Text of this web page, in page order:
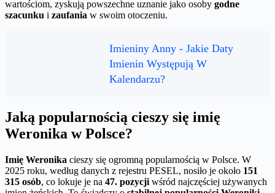
wartościom, zyskują powszechne uznanie jako osoby godne
szacunku i zaufania w swoim otoczeniu.
Imieniny Anny - Jakie Daty
Imienin Występują W
Kalendarzu?
Jaką popularnością cieszy się imię
Weronika w Polsce?
Imię Weronika cieszy się ogromną popularnością w Polsce. W
2025 roku, według danych z rejestru PESEL, nosiło je około 151
315 osób, co lokuje je na 47. pozycji wśród najczęściej używanych